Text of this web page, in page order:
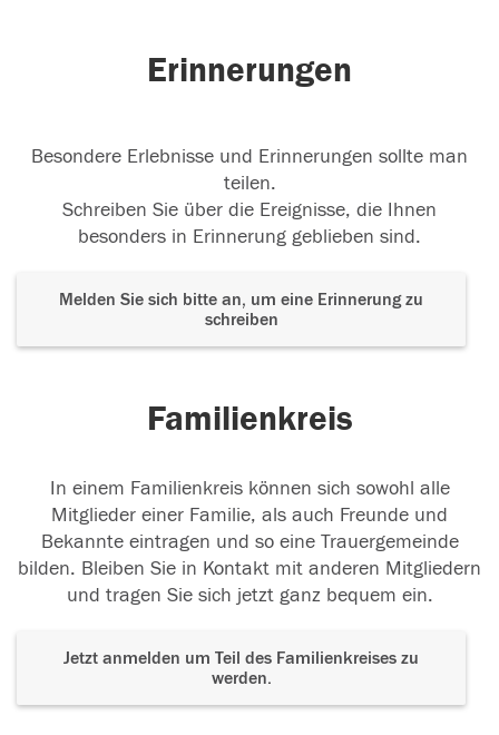
Erinnerungen
Besondere Erlebnisse und Erinnerungen sollte man
teilen.
Schreiben Sie über die Ereignisse, die Ihnen
besonders in Erinnerung geblieben sind.
Melden Sie sich bitte an, um eine Erinnerung zu
schreiben
Familienkreis
In einem Familienkreis können sich sowohl alle
Mitglieder einer Familie, als auch Freunde und
Bekannte eintragen und so eine Trauergemeinde
bilden. Bleiben Sie in Kontakt mit anderen Mitgliedern
und tragen Sie sich jetzt ganz bequem ein.
Jetzt anmelden um Teil des Familienkreises zu
werden.